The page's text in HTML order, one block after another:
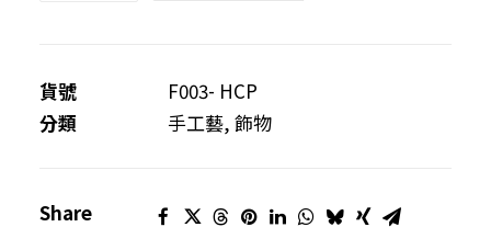
數
量
貨號
F003- HCP
分類
手工藝, 飾物
Share